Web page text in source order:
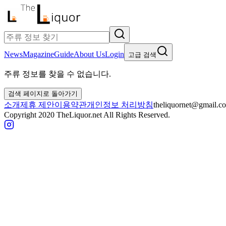
NewsMagazineGuideAbout UsLogin 고급 검색
주류 정보를 찾을 수 없습니다.
검색 페이지로 돌아가기
소개제휴 제안이용약관개인정보 처리방침
Copyright 2020 TheLiquor.net All Rights Reserved.